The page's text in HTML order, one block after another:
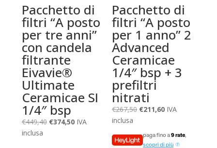
Pacchetto di
filtri “A posto
per tre anni”
con candela
filtrante
Eivavie®
Ultimate
Ceramicae SI
1/4″ bsp
€449,40 Il
€374,50IlIVA
inclusa
Pacchetto di
filtri “A posto
per 1 anno” 2
Advanced
Ceramicae
1/4″ bsp + 3
prefiltri
nitrati
€267,50 Il
originale
era:
€211,60Il
è:
IVA
inclusa
paga fino a9 rate,
scopri di più